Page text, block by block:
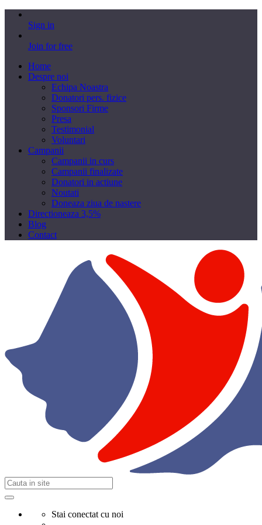
Sign in
Join for free
Home
Despre noi
Echipa Noastra
Donatori pers. fizice
Sponsori Firme
Presa
Testimonial
Voluntari
Campanii
Campanii in curs
Campanii finalizate
Donatori in actiune
Noutati
Doneaza ziua de nastere
Directioneaza 3,5%
Blog
Contact
Stai conectat cu noi